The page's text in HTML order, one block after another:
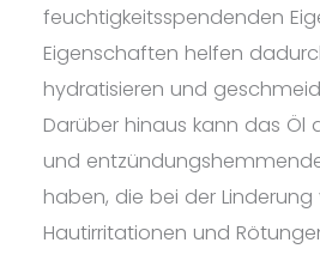
feuchtigkeitsspendenden
Eigenschaften helfen
hydratisieren und
Darüber hinaus kann das Öl
und
haben, die bei der Linderung
Hautirritationen und